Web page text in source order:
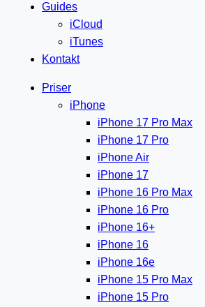
Guides
iCloud
iTunes
Kontakt
Priser
iPhone
iPhone 17 Pro Max
iPhone 17 Pro
iPhone Air
iPhone 17
iPhone 16 Pro Max
iPhone 16 Pro
iPhone 16+
iPhone 16
iPhone 16e
iPhone 15 Pro Max
iPhone 15 Pro